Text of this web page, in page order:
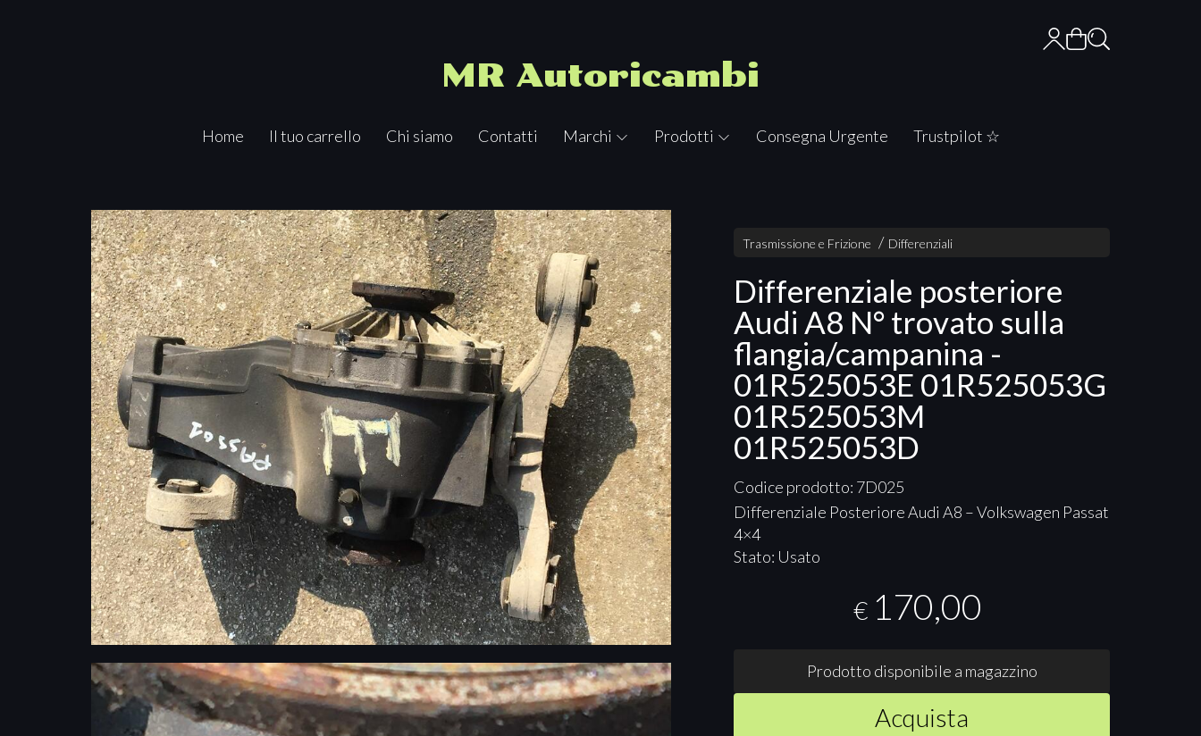
MR Autoricambi
Home Il tuo carrello Chi siamo Contatti Marchi Prodotti Consegna Urgente Trustpilot ☆
Trasmissione e Frizione Differenziali
Differenziale posteriore
Audi A8 N° trovato sulla
flangia/campanina -
01R525053E 01R525053G
01R525053M
01R525053D
Codice prodotto: 7D025
Differenziale Posteriore Audi A8 – Volkswagen Passat
4×4
Stato: Usato
€ 170,00
Prodotto disponibile a magazzino
Acquista